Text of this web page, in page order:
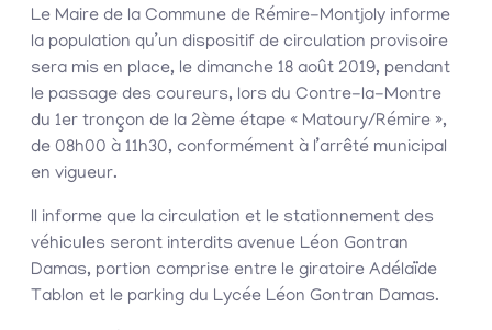
Le Maire de la Commune de Rémire-Montjoly informe
la population qu’un dispositif de circulation provisoire
sera mis en place, le dimanche 18 août 2019, pendant
le passage des coureurs, lors du Contre-la-Montre
du 1er tronçon de la 2ème étape « Matoury/Rémire »,
de 08h00 à 11h30, conformément à l’arrêté municipal
en vigueur.
Il informe que la circulation et le stationnement des
véhicules seront interdits avenue Léon Gontran
Damas, portion comprise entre le giratoire Adélaïde
Tablon et le parking du Lycée Léon Gontran Damas.